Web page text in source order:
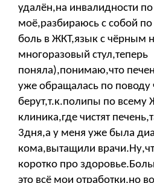
удалён,на инвалидности
моё,разбираюсь с собой по
боль в ЖКТ,язык с чёрным
многоразовый стул,теперь
поняла),понимаю,что
уже обращалась по поводу
берут,т.к.полипы по всему
клиника,где чистят
3дня,а у меня уже была
кома,вытащили
коротко про
это всё мои отработки,но